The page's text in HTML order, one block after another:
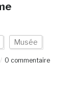
Musée
0 commentaire